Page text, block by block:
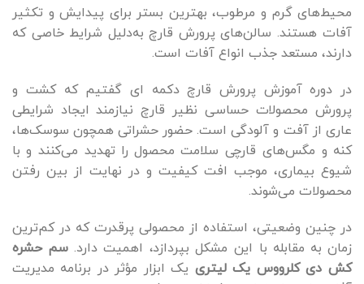
محیط‌های گرم و مرطوب، بهترین بستر برای پیدایش و تکثیر
آفات هستند. سالن‌های پرورش قارچ به‌دلیل شرایط خاصی که
دارند، مستعد جذب انواع آفات است.
در دوره آموزش پرورش قارچ دکمه ای گفتیم که کشت و
پرورش محصولات حساسی نظیر قارچ نیازمند ایجاد شرایطی
عاری از آفت و آلودگی است. حضور حشراتی همچون سوسک‌ها،
کنه و مگس‌های قارچی سلامت محصول را تهدید می‌کنند و با
شیوع بیماری، موجب افت کیفیت و در نهایت از بین رفتن
محصولات می‌شوند.
در چنین وضعیتی، استفاده از محصولی پرقدرت که در کم‌ترین
زمان به مقابله با این مشکل بپردازد، اهمیت دارد. سم حشره
کش دی کلرووس یک لیترییک ابزار مؤثر در برنامه مدیریت